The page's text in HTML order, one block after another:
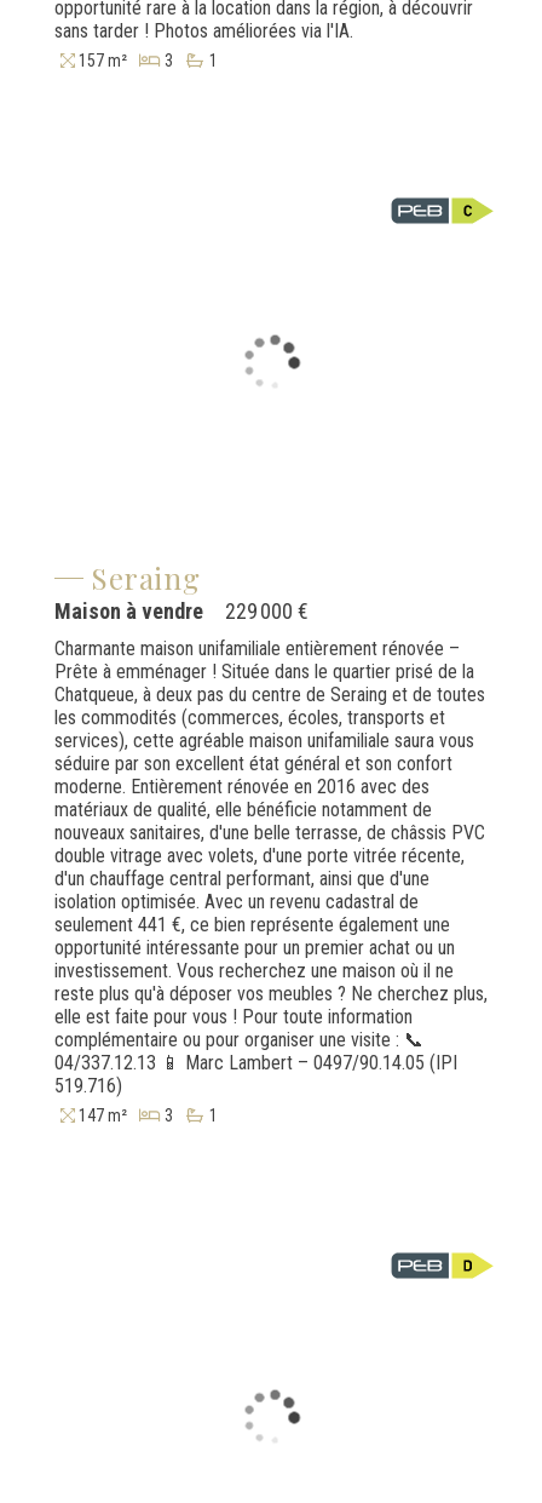
opportunité rare à la location dans la région, à découvrir
sans tarder ! Photos améliorées via l'IA.
157 m² 3 1
Seraing
229 000 €
Maison à vendre
Charmante maison unifamiliale entièrement rénovée –
Prête à emménager ! Située dans le quartier prisé de la
Chatqueue, à deux pas du centre de Seraing et de toutes
les commodités (commerces, écoles, transports et
services), cette agréable maison unifamiliale saura vous
séduire par son excellent état général et son confort
moderne. Entièrement rénovée en 2016 avec des
matériaux de qualité, elle bénéficie notamment de
nouveaux sanitaires, d'une belle terrasse, de châssis PVC
double vitrage avec volets, d'une porte vitrée récente,
d'un chauffage central performant, ainsi que d'une
isolation optimisée. Avec un revenu cadastral de
seulement 441 €, ce bien représente également une
opportunité intéressante pour un premier achat ou un
investissement. Vous recherchez une maison où il ne
reste plus qu'à déposer vos meubles ? Ne cherchez plus,
elle est faite pour vous ! Pour toute information
complémentaire ou pour organiser une visite : 📞
04/337.12.13 📱 Marc Lambert – 0497/90.14.05 (IPI
519.716)
147 m² 3 1